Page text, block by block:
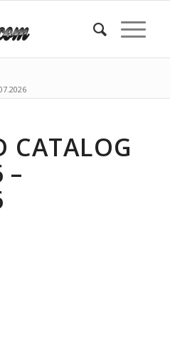
CATALOG
–